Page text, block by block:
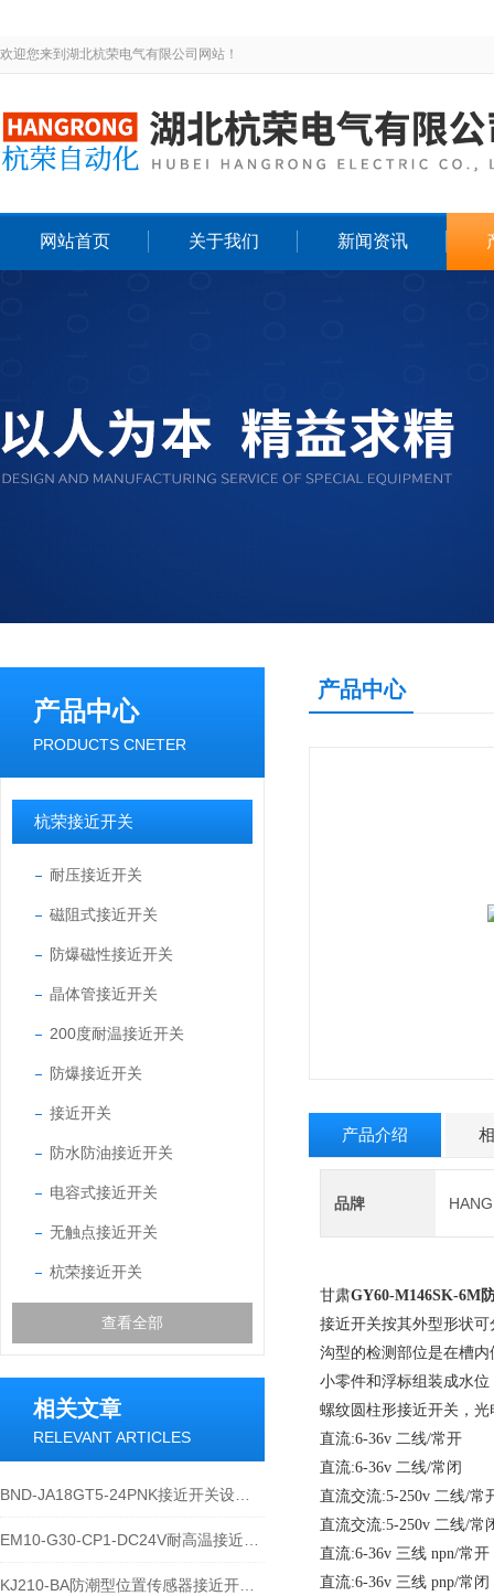
欢迎您来到湖北杭荣电气有限公司网站！
网站首页 关于我们 新闻资讯
产品中心
PRODUCTS CNETER
杭荣接近开关
耐压接近开关
磁阻式接近开关
防爆磁性接近开关
晶体管接近开关
200度耐温接近开关
防爆接近开关
接近开关
防水防油接近开关
电容式接近开关
无触点接近开关
杭荣接近开关
查看全部
相关文章
RELEVANT ARTICLES
产品中心
产品介绍
品牌
甘肃GY60-M146SK-6M
接近开关按其外型形状
沟型的检测部位是在槽
小零件和浮标组装成水位
螺纹圆柱形接近开关，光
直流:6-36v 二线/常开
直流:6-36v 二线/常闭
直流交流:5-250v 二线/常
直流交流:5-250v 二线/常
直流:6-36v 三线 npn/常开
直流:6-36v 三线 pnp/常闭